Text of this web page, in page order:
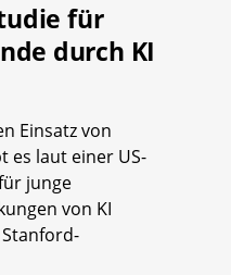
für
durch KI
Einsatz von
es laut einer US-
junge
von KI